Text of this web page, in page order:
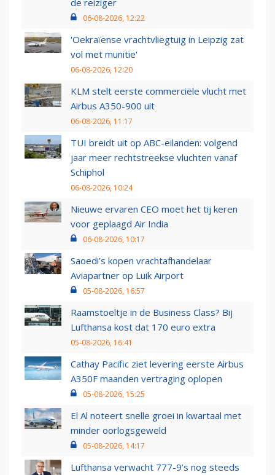
de reiziger
06-08-2026, 12:22
'Oekraïense vrachtvliegtuig in Leipzig zat
vol met munitie'
06-08-2026, 12:20
KLM stelt eerste commerciële vlucht met
Airbus A350-900 uit
06-08-2026, 11:17
TUI breidt uit op ABC-eilanden: volgend
jaar meer rechtstreekse vluchten vanaf
Schiphol
06-08-2026, 10:24
Nieuwe ervaren CEO moet het tij keren
voor geplaagd Air India
06-08-2026, 10:17
Saoedi’s kopen vrachtafhandelaar
Aviapartner op Luik Airport
05-08-2026, 16:57
Raamstoeltje in de Business Class? Bij
Lufthansa kost dat 170 euro extra
05-08-2026, 16:41
Cathay Pacific ziet levering eerste Airbus
A350F maanden vertraging oplopen
05-08-2026, 15:25
El Al noteert snelle groei in kwartaal met
minder oorlogsgeweld
05-08-2026, 14:17
Lufthansa verwacht 777-9’s nog steeds